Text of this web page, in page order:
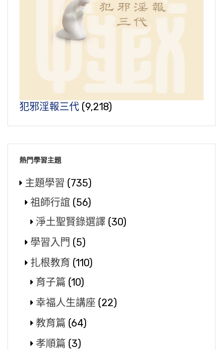
犯邪淫報三代 (9,218)
熱門學習主題
主題學習 (735)
祖師行誼 (56)
淨土聖賢錄選譯 (30)
學習入門 (5)
扎根教育 (110)
育子篇 (10)
幸福人生講座 (22)
教育篇 (64)
孝順篇 (3)